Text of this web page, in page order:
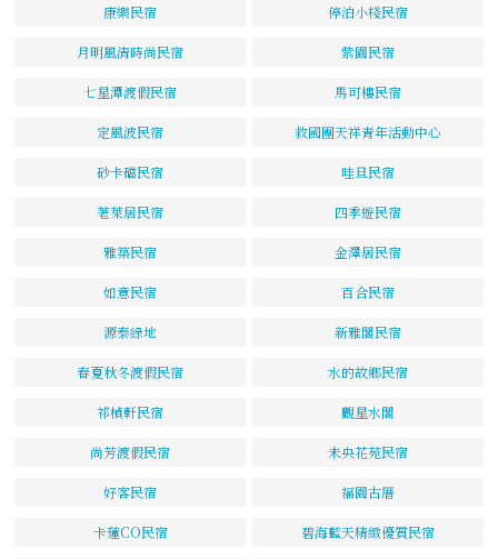
康樂民宿 停泊小棧民宿
月明風清時尚民宿 紫園民宿
七星潭渡假民宿 馬可樓民宿
定風波民宿 救國團天祥青年活動中心
砂卡礑民宿 哇旦民宿
荖萊居民宿 四季遊民宿
雅築民宿 金澤居民宿
如意民宿 百合民宿
源泰綠地 新雅閣民宿
春夏秋冬渡假民宿 水的故鄉民宿
祁楨軒民宿 觀星水閣
尚芳渡假民宿 未央花苑民宿
好客民宿 福園古厝
卡蓮CO民宿 碧海藍天精緻優質民宿